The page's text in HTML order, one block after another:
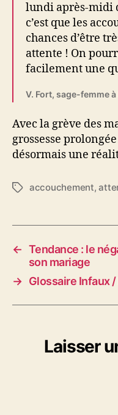
lundi après-midi
c’est que les
chances d’être
attente ! On
facilement une
V. Fort, sage-femme
Avec la grève des
grossesse
désormais une
Étiquettes
accouchement,
← Tendance : le
son mariage
→ Glossaire Infaux
Laisser